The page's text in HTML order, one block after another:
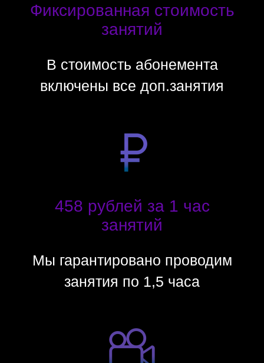
Фиксированная стоимость
занятий
В стоимость абонемента
включены все доп.занятия
458 рублей за 1 час
занятий
Мы гарантировано проводим
занятия по 1,5 часа